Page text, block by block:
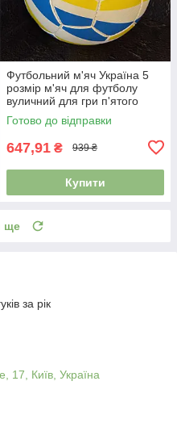
Футбольний м'яч Україна 5
розмір м'яч для футболу
вуличний для гри п'ятого
розміру зшитий FB-0047-784
Готово до відправки
647,91 ₴ 939 ₴
Купити
ще
за рік
17, Київ, Україна